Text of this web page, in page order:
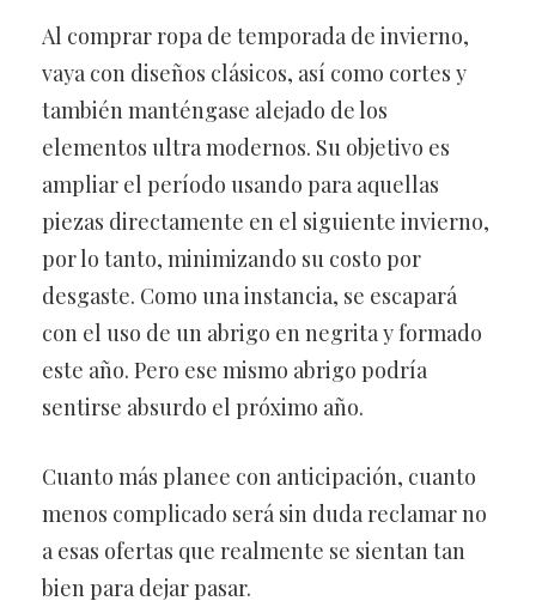
Al comprar ropa de temporada de invierno,
vaya con diseños clásicos, así como cortes y
también manténgase alejado de los
elementos ultra modernos. Su objetivo es
ampliar el período usando para aquellas
piezas directamente en el siguiente invierno,
por lo tanto, minimizando su costo por
desgaste. Como una instancia, se escapará
con el uso de un abrigo en negrita y formado
este año. Pero ese mismo abrigo podría
sentirse absurdo el próximo año.
Cuanto más planee con anticipación, cuanto
menos complicado será sin duda reclamar no
a esas ofertas que realmente se sientan tan
bien para dejar pasar.